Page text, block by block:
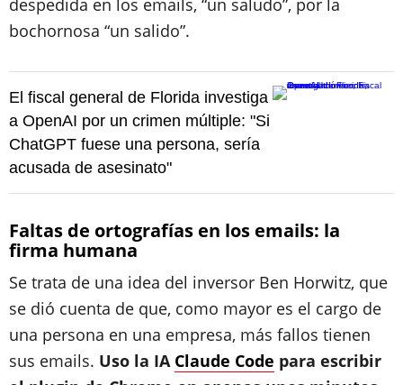
despedida en los emails, “un saludo”, por la
bochornosa “un salido”.
El fiscal general de Florida investiga
a OpenAI por un crimen múltiple: "Si
ChatGPT fuese una persona, sería
acusada de asesinato"
Faltas de ortografías en los emails: la
firma humana
Se trata de una idea del inversor Ben Horwitz, que
se dió cuenta de que, como mayor es el cargo de
una persona en una empresa, más fallos tienen
sus emails. Uso la IA Claude Code para escribir